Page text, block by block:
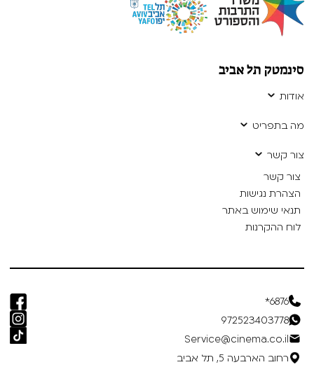
סינמטק תל אביב
אודות
מה בתפריט
צור קשר
צור קשר
הצהרת נגישות
תנאי שימוש באתר
לוח ההקרנות
6876*
972523403778
Service@cinema.co.il
רחוב הארבעה 5, תל אביב